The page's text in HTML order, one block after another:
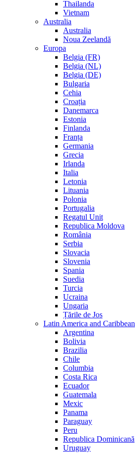
Thailanda
Vietnam
Australia
Australia
Noua Zeelandă
Europa
Belgia (FR)
Belgia (NL)
Belgia (DE)
Bulgaria
Cehia
Croația
Danemarca
Estonia
Finlanda
Franța
Germania
Grecia
Irlanda
Italia
Letonia
Lituania
Polonia
Portugalia
Regatul Unit
Republica Moldova
România
Serbia
Slovacia
Slovenia
Spania
Suedia
Turcia
Ucraina
Ungaria
Țările de Jos
Latin America and Caribbean
Argentina
Bolivia
Brazilia
Chile
Columbia
Costa Rica
Ecuador
Guatemala
Mexic
Panama
Paraguay
Peru
Republica Dominicană
Uruguay